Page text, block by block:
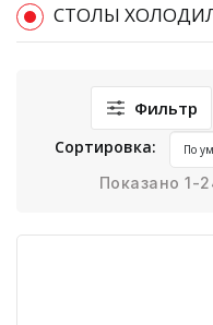
СТОЛЫ
Фильтр
Сортировка:
Показано 1-